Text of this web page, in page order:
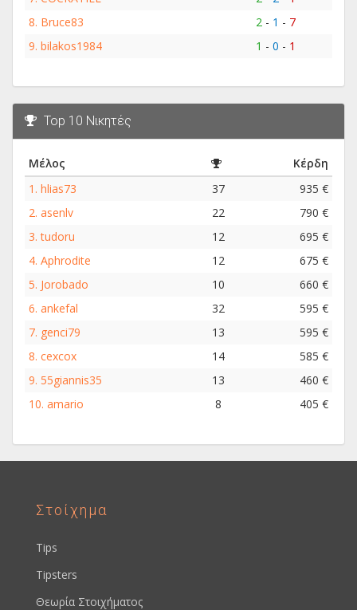
8. Bruce83 2 - 1 - 7
9. bilakos1984 1 - 0 - 1
Top 10 Νικητές
Μέλος
Κέρδη
1. hlias73 37
935 €
2. asenlv 22
790 €
3.tudoru 12
695 €
4. Aphrodite 12
675 €
5. Jorobado 10
660 €
6. ankefal 32
595 €
7. genci79 13
595 €
8. cexcox 14
585 €
9. 55giannis35 13
460 €
10. amario 8 405 €
Στοίχημα
Tips
Tipsters
Θεωρία Στοιχήματος